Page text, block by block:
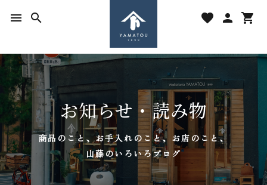
menu search favorite person shopping_cart
search
ACCOUNT MENU
お知らせ・読み物
商品のこと、お手入れのこと、お店のこと、
山藤のいろいろブログ